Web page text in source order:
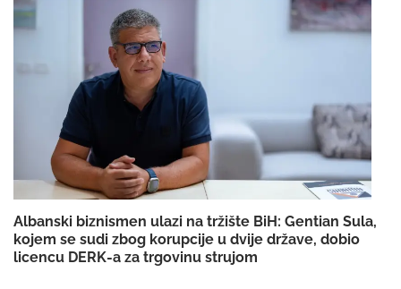
Albanski biznismen ulazi na tržište BiH: Gentian Sula,
kojem se sudi zbog korupcije u dvije države, dobio
licencu DERK-a za trgovinu strujom